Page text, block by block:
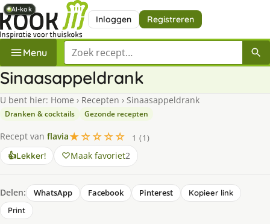
Inloggen Registreren
Menu Zoek een recept
Sinaasappeldrank
U bent hier: Home › Recepten › Sinaasappeldrank
Dranken & cocktails Gezonde recepten
Recept van flavia★☆☆☆☆
1 (1)
👍Lekker! Maak favoriet2
Delen: WhatsApp Facebook Pinterest
Kopieer link
Print
AI-kok
AI-kok
AI-kok
AI-kok
AI-kok